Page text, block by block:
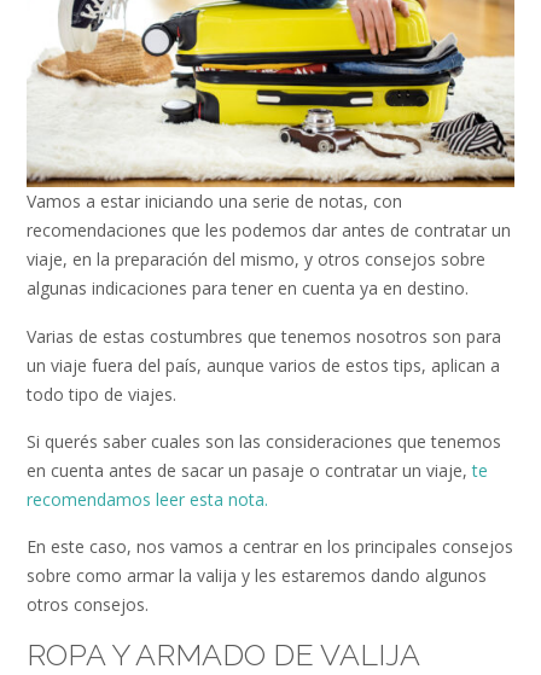
Vamos a estar iniciando una serie de notas, con
recomendaciones que les podemos dar antes de contratar un
viaje, en la preparación del mismo, y otros consejos sobre
algunas indicaciones para tener en cuenta ya en destino.
Varias de estas costumbres que tenemos nosotros son para
un viaje fuera del país, aunque varios de estos tips, aplican a
todo tipo de viajes.
Si querés saber cuales son las consideraciones que tenemos
en cuenta antes de sacar un pasaje o contratar un viaje,te
recomendamos leer esta nota.
En este caso, nos vamos a centrar en los principales consejos
sobre como armar la valija y les estaremos dando algunos
otros consejos.
ROPA Y ARMADO DE VALIJA